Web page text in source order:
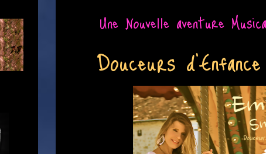
Une Nouvelle aventure
Douceurs d'Enfance